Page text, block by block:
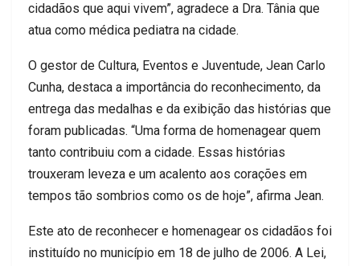
cidadãos que aqui vivem”, agradece a Dra. Tânia que
atua como médica pediatra na cidade.
O gestor de Cultura, Eventos e Juventude, Jean Carlo
Cunha, destaca a importância do reconhecimento, da
entrega das medalhas e da exibição das histórias que
foram publicadas. “Uma forma de homenagear quem
tanto contribuiu com a cidade. Essas histórias
trouxeram leveza e um acalento aos corações em
tempos tão sombrios como os de hoje”, afirma Jean.
Este ato de reconhecer e homenagear os cidadãos foi
instituído no município em 18 de julho de 2006. A Lei,